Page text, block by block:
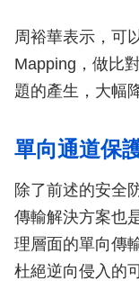
周裕華表示，可
Mapping，做比
題的產生，大幅
單向通道保
除了前述的安全
傳輸解決方案也
理層面的單向傳
杜絕逆向侵入的